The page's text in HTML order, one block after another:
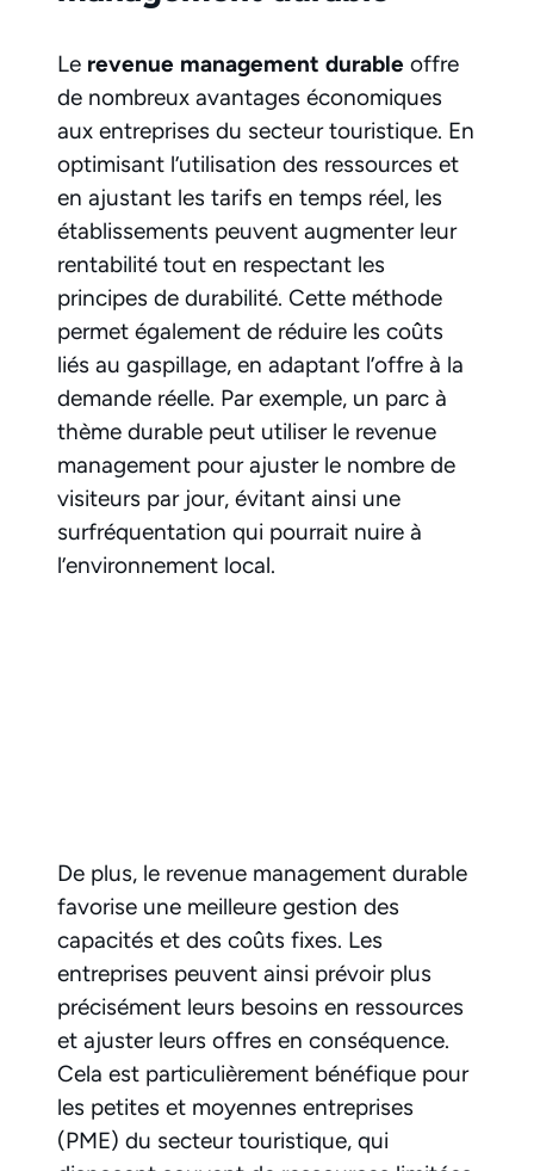
Le revenue management durable offre
de nombreux avantages économiques
aux entreprises du secteur touristique. En
optimisant l’utilisation des ressources et
en ajustant les tarifs en temps réel, les
établissements peuvent augmenter leur
rentabilité tout en respectant les
principes de durabilité. Cette méthode
permet également de réduire les coûts
liés au gaspillage, en adaptant l’offre à la
demande réelle. Par exemple, un parc à
thème durable peut utiliser le revenue
management pour ajuster le nombre de
visiteurs par jour, évitant ainsi une
surfréquentation qui pourrait nuire à
l’environnement local.
De plus, le revenue management durable
favorise une meilleure gestion des
capacités et des coûts fixes. Les
entreprises peuvent ainsi prévoir plus
précisément leurs besoins en ressources
et ajuster leurs offres en conséquence.
Cela est particulièrement bénéfique pour
les petites et moyennes entreprises
(PME) du secteur touristique, qui